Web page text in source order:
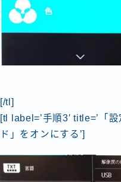
[/tl]
[tl label=’手順3′ title=’「
ド」をオンにする’]